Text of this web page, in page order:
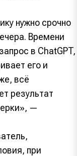
нужно срочно
Времени
в ChatGPT,
его и
всё
результат
—
при